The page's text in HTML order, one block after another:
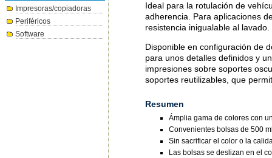
Impresoras/copiadoras
Periféricos
Software
Ideal para la rotulación de
adherencia. Para aplicaciones
resistencia inigualable al lavado.
Disponible en configuración de
para unos detalles definidos y
impresiones sobre soportes
soportes reutilizables, que
Resumen
Ámplia gama de colores con
Convenientes bolsas de 500
Sin sacrificar el color o la
Las bolsas se deslizan en el